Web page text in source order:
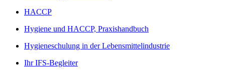
HACCP
Hygiene und HACCP, Praxishandbuch
Hygieneschulung in der Lebensmittelindustrie
Ihr IFS-Begleiter